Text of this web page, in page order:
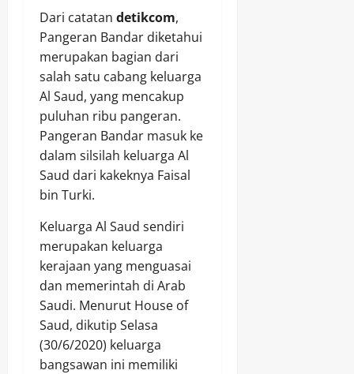
Dari catatan detikcom,
Pangeran Bandar diketahui
merupakan bagian dari
salah satu cabang keluarga
Al Saud, yang mencakup
puluhan ribu pangeran.
Pangeran Bandar masuk ke
dalam silsilah keluarga Al
Saud dari kakeknya Faisal
bin Turki.
Keluarga Al Saud sendiri
merupakan keluarga
kerajaan yang menguasai
dan memerintah di Arab
Saudi. Menurut House of
Saud, dikutip Selasa
(30/6/2020) keluarga
bangsawan ini memiliki